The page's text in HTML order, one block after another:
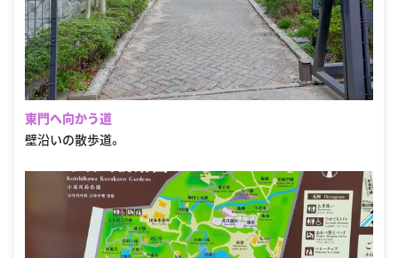
東門へ向かう道
壁沿いの散歩道。